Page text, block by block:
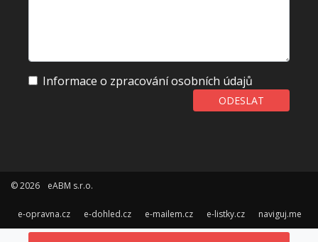
Informace o zpracování osobních údajů
ODESLAT
© 2026 eABM s.r.o.
e-opravna.cz e-dohled.cz e-mailem.cz e-listky.cz naviguj.me